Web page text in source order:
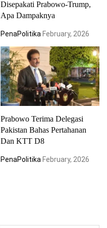
Disepakati Prabowo-Trump,
Apa Dampaknya
PenaPolitika February, 2026
Prabowo Terima Delegasi
Pakistan Bahas Pertahanan
Dan KTT D8
PenaPolitika February, 2026